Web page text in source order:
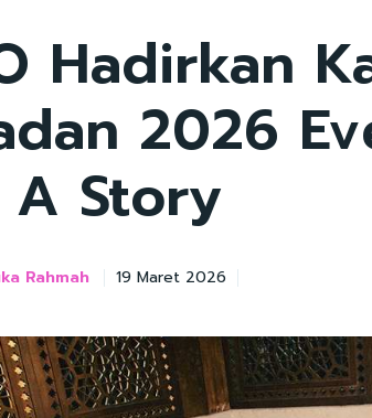
Hadirkan
2026
A Story
Rahmah 19 Maret 2026